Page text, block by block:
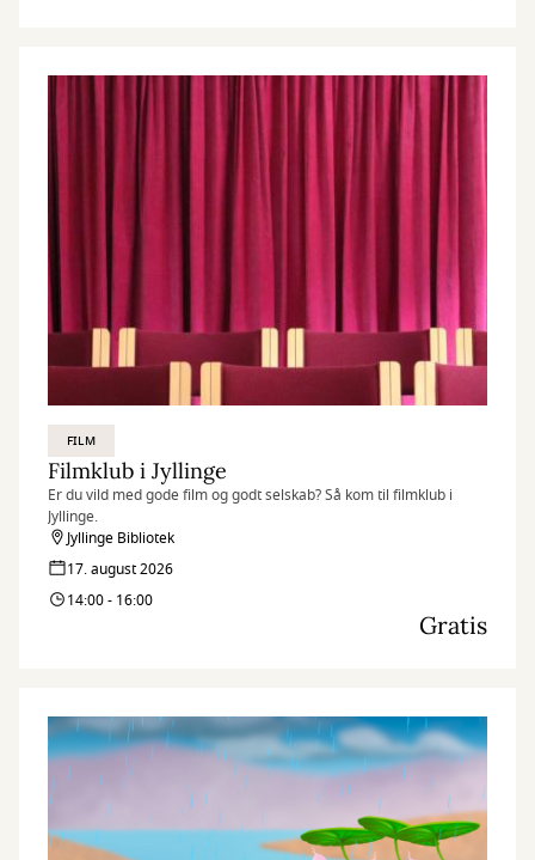
FILM
Filmklub i Jyllinge
Er du vild med gode film og godt selskab? Så kom til filmklub i
Jyllinge.
Jyllinge Bibliotek
17. august 2026
14:00 - 16:00
Gratis